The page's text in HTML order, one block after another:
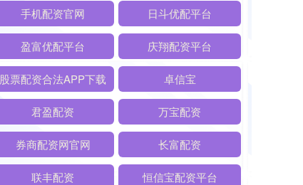
手机配资官网 日斗优配平台
盈富优配平台 庆翔配资平台
股票配资合法APP下载 卓信宝
君盈配资 万宝配资
券商配资网官网 长富配资
联丰配资 恒信宝配资平台